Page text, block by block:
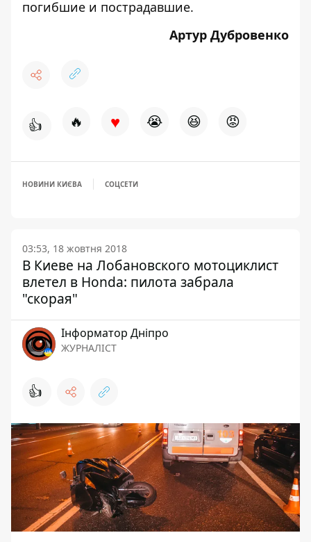
погибшие и пострадавшие.
Артур Дубровенко
👍 🔥 ♥ 😭 😆 😡
НОВИНИ КИЄВА СОЦСЕТИ
03:53, 18 жовтня 2018
В Киеве на Лобановского мотоциклист
влетел в Honda: пилота забрала
"скорая"
Інформатор Дніпро
ЖУРНАЛІСТ
👍